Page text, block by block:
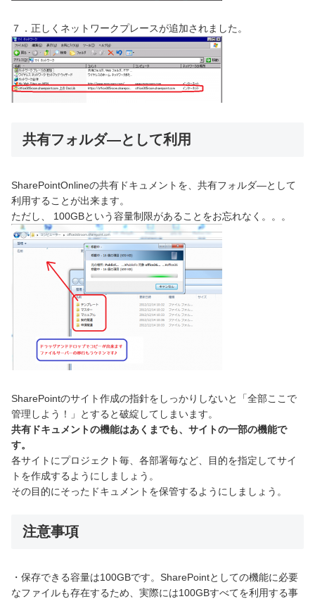
７．正しくネットワークプレースが追加されました。
共有フォルダ―として利用
SharePointOnlineの共有ドキュメントを、共有フォルダ―として
利用することが出来ます。
ただし、 100GBという容量制限があることをお忘れなく。。。
SharePointのサイト作成の指針をしっかりしないと「全部ここで
管理しよう！」とすると破綻してしまいます。
共有ドキュメントの機能はあくまでも、サイトの一部の機能で
す。
各サイトにプロジェクト毎、各部署毎など、目的を指定してサイ
トを作成するようにしましょう。
その目的にそったドキュメントを保管するようにしましょう。
注意事項
・保存できる容量は100GBです。SharePointとしての機能に必要
なファイルも存在するため、実際には100GBすべてを利用する事